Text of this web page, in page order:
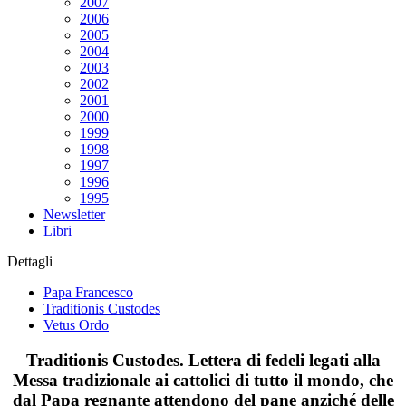
2006
2005
2004
2003
2002
2001
2000
1999
1998
1997
1996
1995
Newsletter
Libri
Dettagli
Papa Francesco
Traditionis Custodes
Vetus Ordo
Traditionis Custodes. Lettera di fedeli legati alla
Messa tradizionale ai cattolici di tutto il mondo, che
dal Papa regnante attendono del pane anziché delle